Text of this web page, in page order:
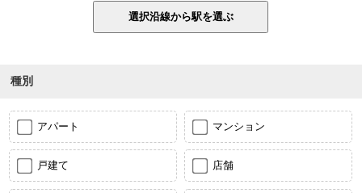
種別
アパート マンション
戸建て 店舗